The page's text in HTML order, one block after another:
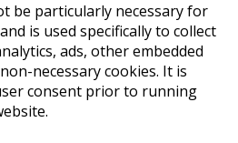
be particularly necessary for
is used specifically to collect
ads, other embedded
necessary cookies. It is
consent prior to running